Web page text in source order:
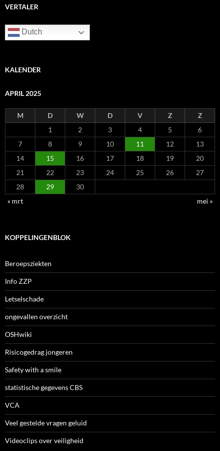
VERTALER
Dutch
KALENDER
APRIL 2025
M D W D V Z
Z
1
2 3 4 5
6
7
8 9 10 11 12
13
14
15 16 17 18 19
20
21
22 23 24 25 26
27
28
29
30
« mrt
mei »
KOPPELINGENBLOK
Beroepsziekten
Info ZZP
Letselschade
ongevallen overzicht
OSHwiki
Risicogedrag jongeren
Safety with a smile
statistische gegevens CBS
VCA
Veel gestelde vragen geluid
Videoclips over veiligheid